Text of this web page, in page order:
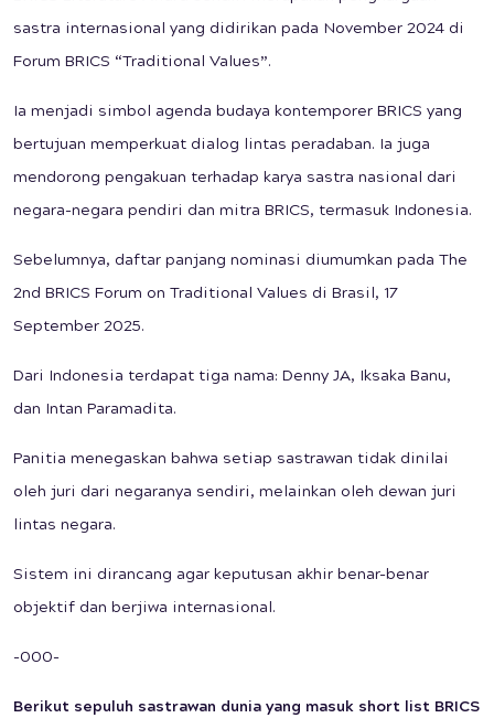
sastra internasional yang didirikan pada November 2024 di
Forum BRICS “Traditional Values”.
Ia menjadi simbol agenda budaya kontemporer BRICS yang
bertujuan memperkuat dialog lintas peradaban. Ia juga
mendorong pengakuan terhadap karya sastra nasional dari
negara-negara pendiri dan mitra BRICS, termasuk Indonesia.
Sebelumnya, daftar panjang nominasi diumumkan pada The
2nd BRICS Forum on Traditional Values di Brasil, 17
September 2025.
Dari Indonesia terdapat tiga nama: Denny JA, Iksaka Banu,
dan Intan Paramadita.
Panitia menegaskan bahwa setiap sastrawan tidak dinilai
oleh juri dari negaranya sendiri, melainkan oleh dewan juri
lintas negara.
Sistem ini dirancang agar keputusan akhir benar-benar
objektif dan berjiwa internasional.
-000-
Berikut sepuluh sastrawan dunia yang masuk short list BRICS